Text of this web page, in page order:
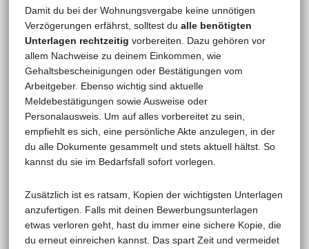
Damit du bei der Wohnungsvergabe keine unnötigen
Verzögerungen erfährst, solltest du alle benötigten
Unterlagen rechtzeitig vorbereiten. Dazu gehören vor
allem Nachweise zu deinem Einkommen, wie
Gehaltsbescheinigungen oder Bestätigungen vom
Arbeitgeber. Ebenso wichtig sind aktuelle
Meldebestätigungen sowie Ausweise oder
Personalausweis. Um auf alles vorbereitet zu sein,
empfiehlt es sich, eine persönliche Akte anzulegen, in der
du alle Dokumente gesammelt und stets aktuell hältst. So
kannst du sie im Bedarfsfall sofort vorlegen.
Zusätzlich ist es ratsam, Kopien der wichtigsten Unterlagen
anzufertigen. Falls mit deinen Bewerbungsunterlagen
etwas verloren geht, hast du immer eine sichere Kopie, die
du erneut einreichen kannst. Das spart Zeit und vermeidet